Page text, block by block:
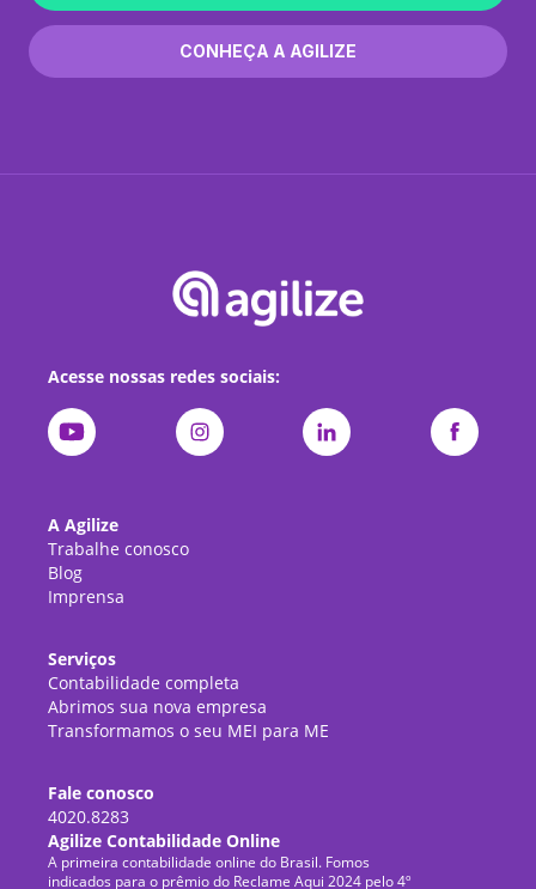
CONHEÇA A AGILIZE
Acesse nossas redes sociais:
A Agilize
Trabalhe conosco
Blog
Imprensa
Serviços
Contabilidade completa
Abrimos sua nova empresa
Transformamos o seu MEI para ME
Fale conosco
4020.8283
Agilize Contabilidade Online
A primeira contabilidade online do Brasil. Fomos
indicados para o prêmio do Reclame Aqui 2024 pelo 4º